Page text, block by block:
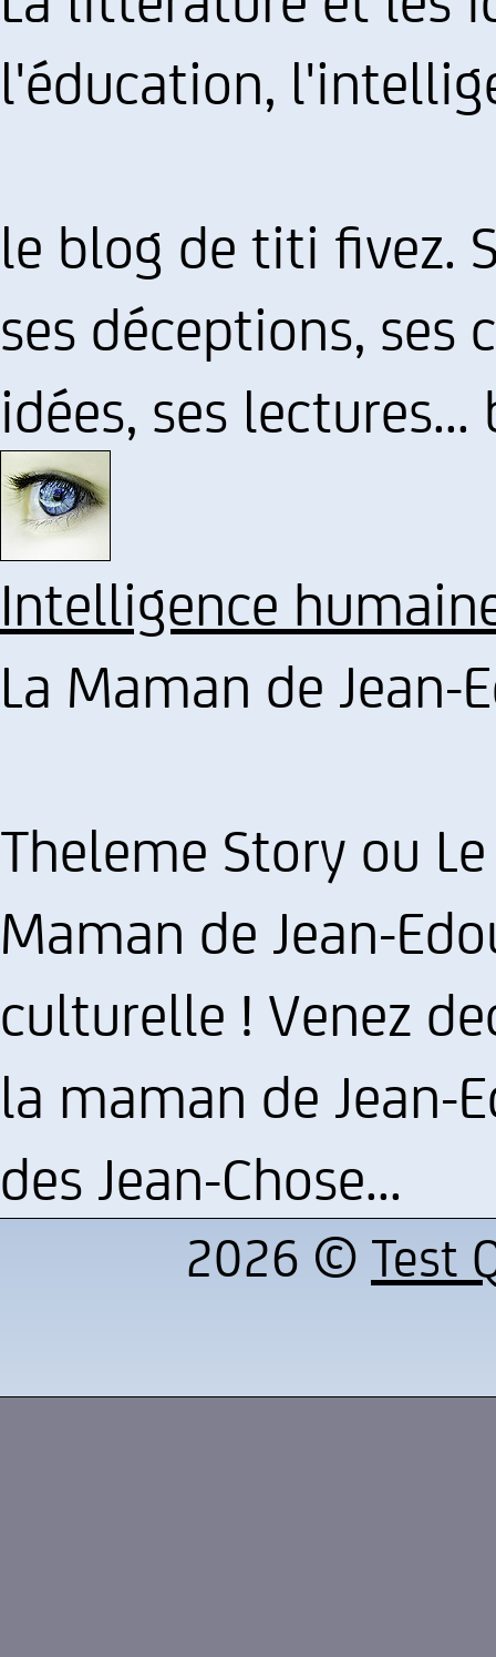
l'éducation,
le blog de titi fivez.
ses déceptions, ses
idées, ses
Intelligence
La Maman de Jean-
Theleme Story ou
Maman de Jean-
culturelle ! Venez
la maman de Jean-
des Jean-Chose...
2026 © Test